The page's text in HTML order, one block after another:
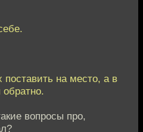
поставить на место, а в
вопросы про,